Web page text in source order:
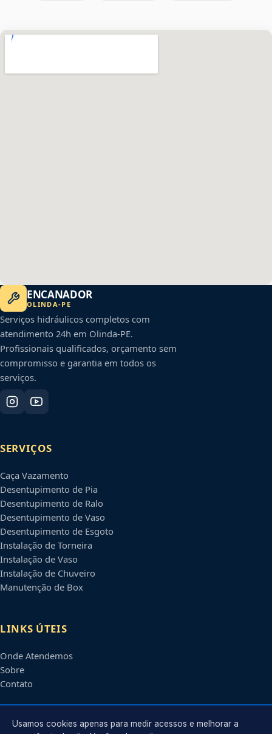
ENCANADOR
OLINDA-PE
Serviços hidráulicos completos com
atendimento 24h em Olinda-PE.
Profissionais qualificados, orçamento sem
compromisso e garantia em todos os
serviços.
SERVIÇOS
Caça Vazamento
Desentupimento de Pia
Desentupimento de Ralo
Desentupimento de Vaso
Desentupimento de Esgoto
Instalação de Torneira
Instalação de Vaso
Instalação de Chuveiro
Manutenção de Box
LINKS ÚTEIS
Onde Atendemos
Sobre
Contato
CONTATO
Usamos cookies apenas para medir acessos e melhorar a